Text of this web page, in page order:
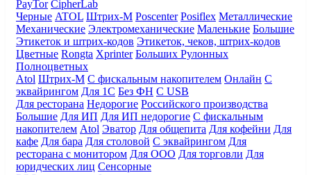
PayTor CipherLab
Черные ATOL Штрих-М Poscenter Posiflex Металлические
Механические Электромеханические Маленькие Большие
Этикеток и штрих-кодов Этикеток, чеков, штрих-кодов
Цветные Rongta Xprinter Больших Рулонных
Полноцветных
Atol Штрих-М С фискальным накопителем Онлайн С
эквайрингом Для 1С Без ФН С USB
Для ресторана Недорогие Российского производства
Большие Для ИП Для ИП недорогие С фискальным
накопителем Atol Эватор Для общепита Для кофейни Для
кафе Для бара Для столовой С эквайрингом Для
ресторана с монитором Для ООО Для торговли Для
юридческих лиц Сенсорные